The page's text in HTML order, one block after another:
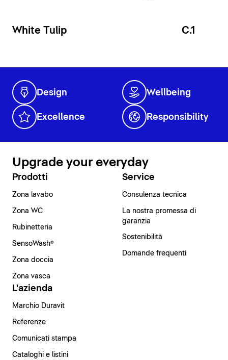
White Tulip C.1
Design Wellbeing
Excellence Responsibility
Upgrade your everyday
Prodotti
Zona lavabo
Zona WC
Rubinetteria
SensoWash®
Zona doccia
Zona vasca
Service
Consulenza tecnica
La nostra promessa di
garanzia
Sostenibilità
Domande frequenti
L'azienda
Marchio Duravit
Referenze
Comunicati stampa
Cataloghi e listini